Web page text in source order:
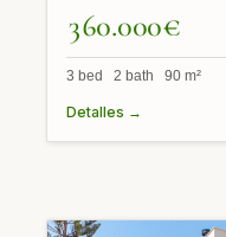
360.000€
3 bed 2 bath 90 m²
Detalles →